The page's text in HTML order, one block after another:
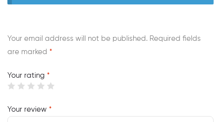
Your email address will not be published. Required fields
are marked *
Your rating *
Your review *